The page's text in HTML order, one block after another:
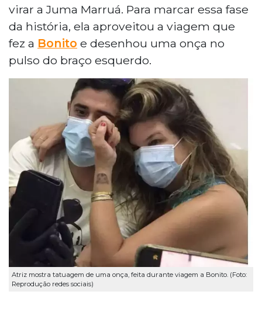
virar a Juma Marruá. Para marcar essa fase
da história, ela aproveitou a viagem que
fez a Bonito e desenhou uma onça no
pulso do braço esquerdo.
Atriz mostra tatuagem de uma onça, feita durante viagem a Bonito. (Foto:
Reprodução redes sociais)